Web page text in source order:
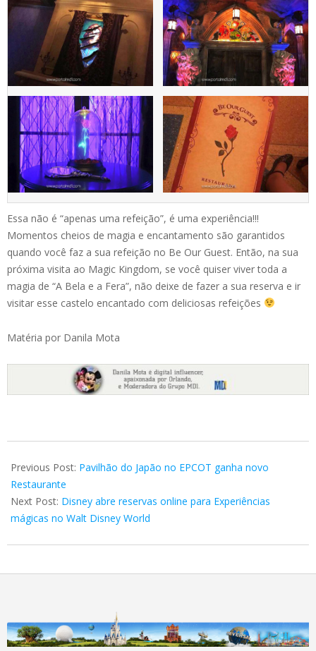
Essa não é “apenas uma refeição”, é uma experiência!!!
Momentos cheios de magia e encantamento são garantidos
quando você faz a sua refeição no Be Our Guest. Então, na sua
próxima visita ao Magic Kingdom, se você quiser viver toda a
magia de “A Bela e a Fera”, não deixe de fazer a sua reserva e ir
visitar esse castelo encantado com deliciosas refeições
Matéria por Danila Mota
05-
18
Previous Post: Pavilhão do Japão no EPCOT ganha novo
Restaurante
Next Post: Disney abre reservas online para Experiências
mágicas no Walt Disney World